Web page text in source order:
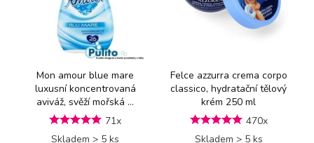
Mon amour blue mare
luxusní koncentrovaná
aviváž, svěží mořská ...
71x
Skladem > 5 ks
Felce azzurra crema corpo
classico, hydratační tělový
krém 250 ml
470x
Skladem > 5 ks